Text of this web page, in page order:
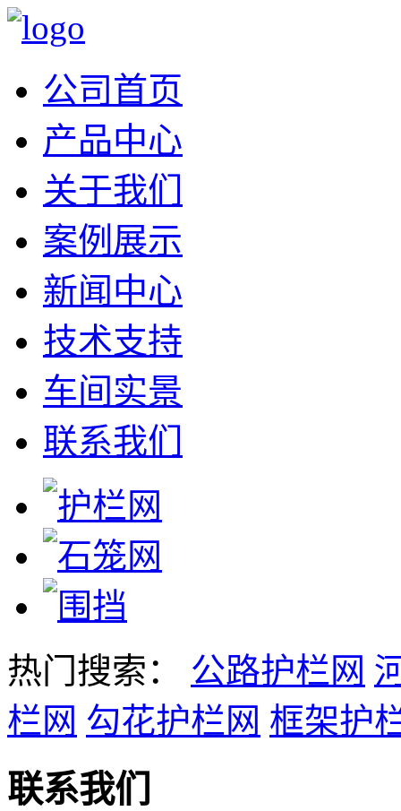
公司首页
产品中心
关于我们
案例展示
新闻中心
技术支持
车间实景
联系我们
热门搜索： 公路护栏网
栏网 勾花护栏网 框架护
联系我们